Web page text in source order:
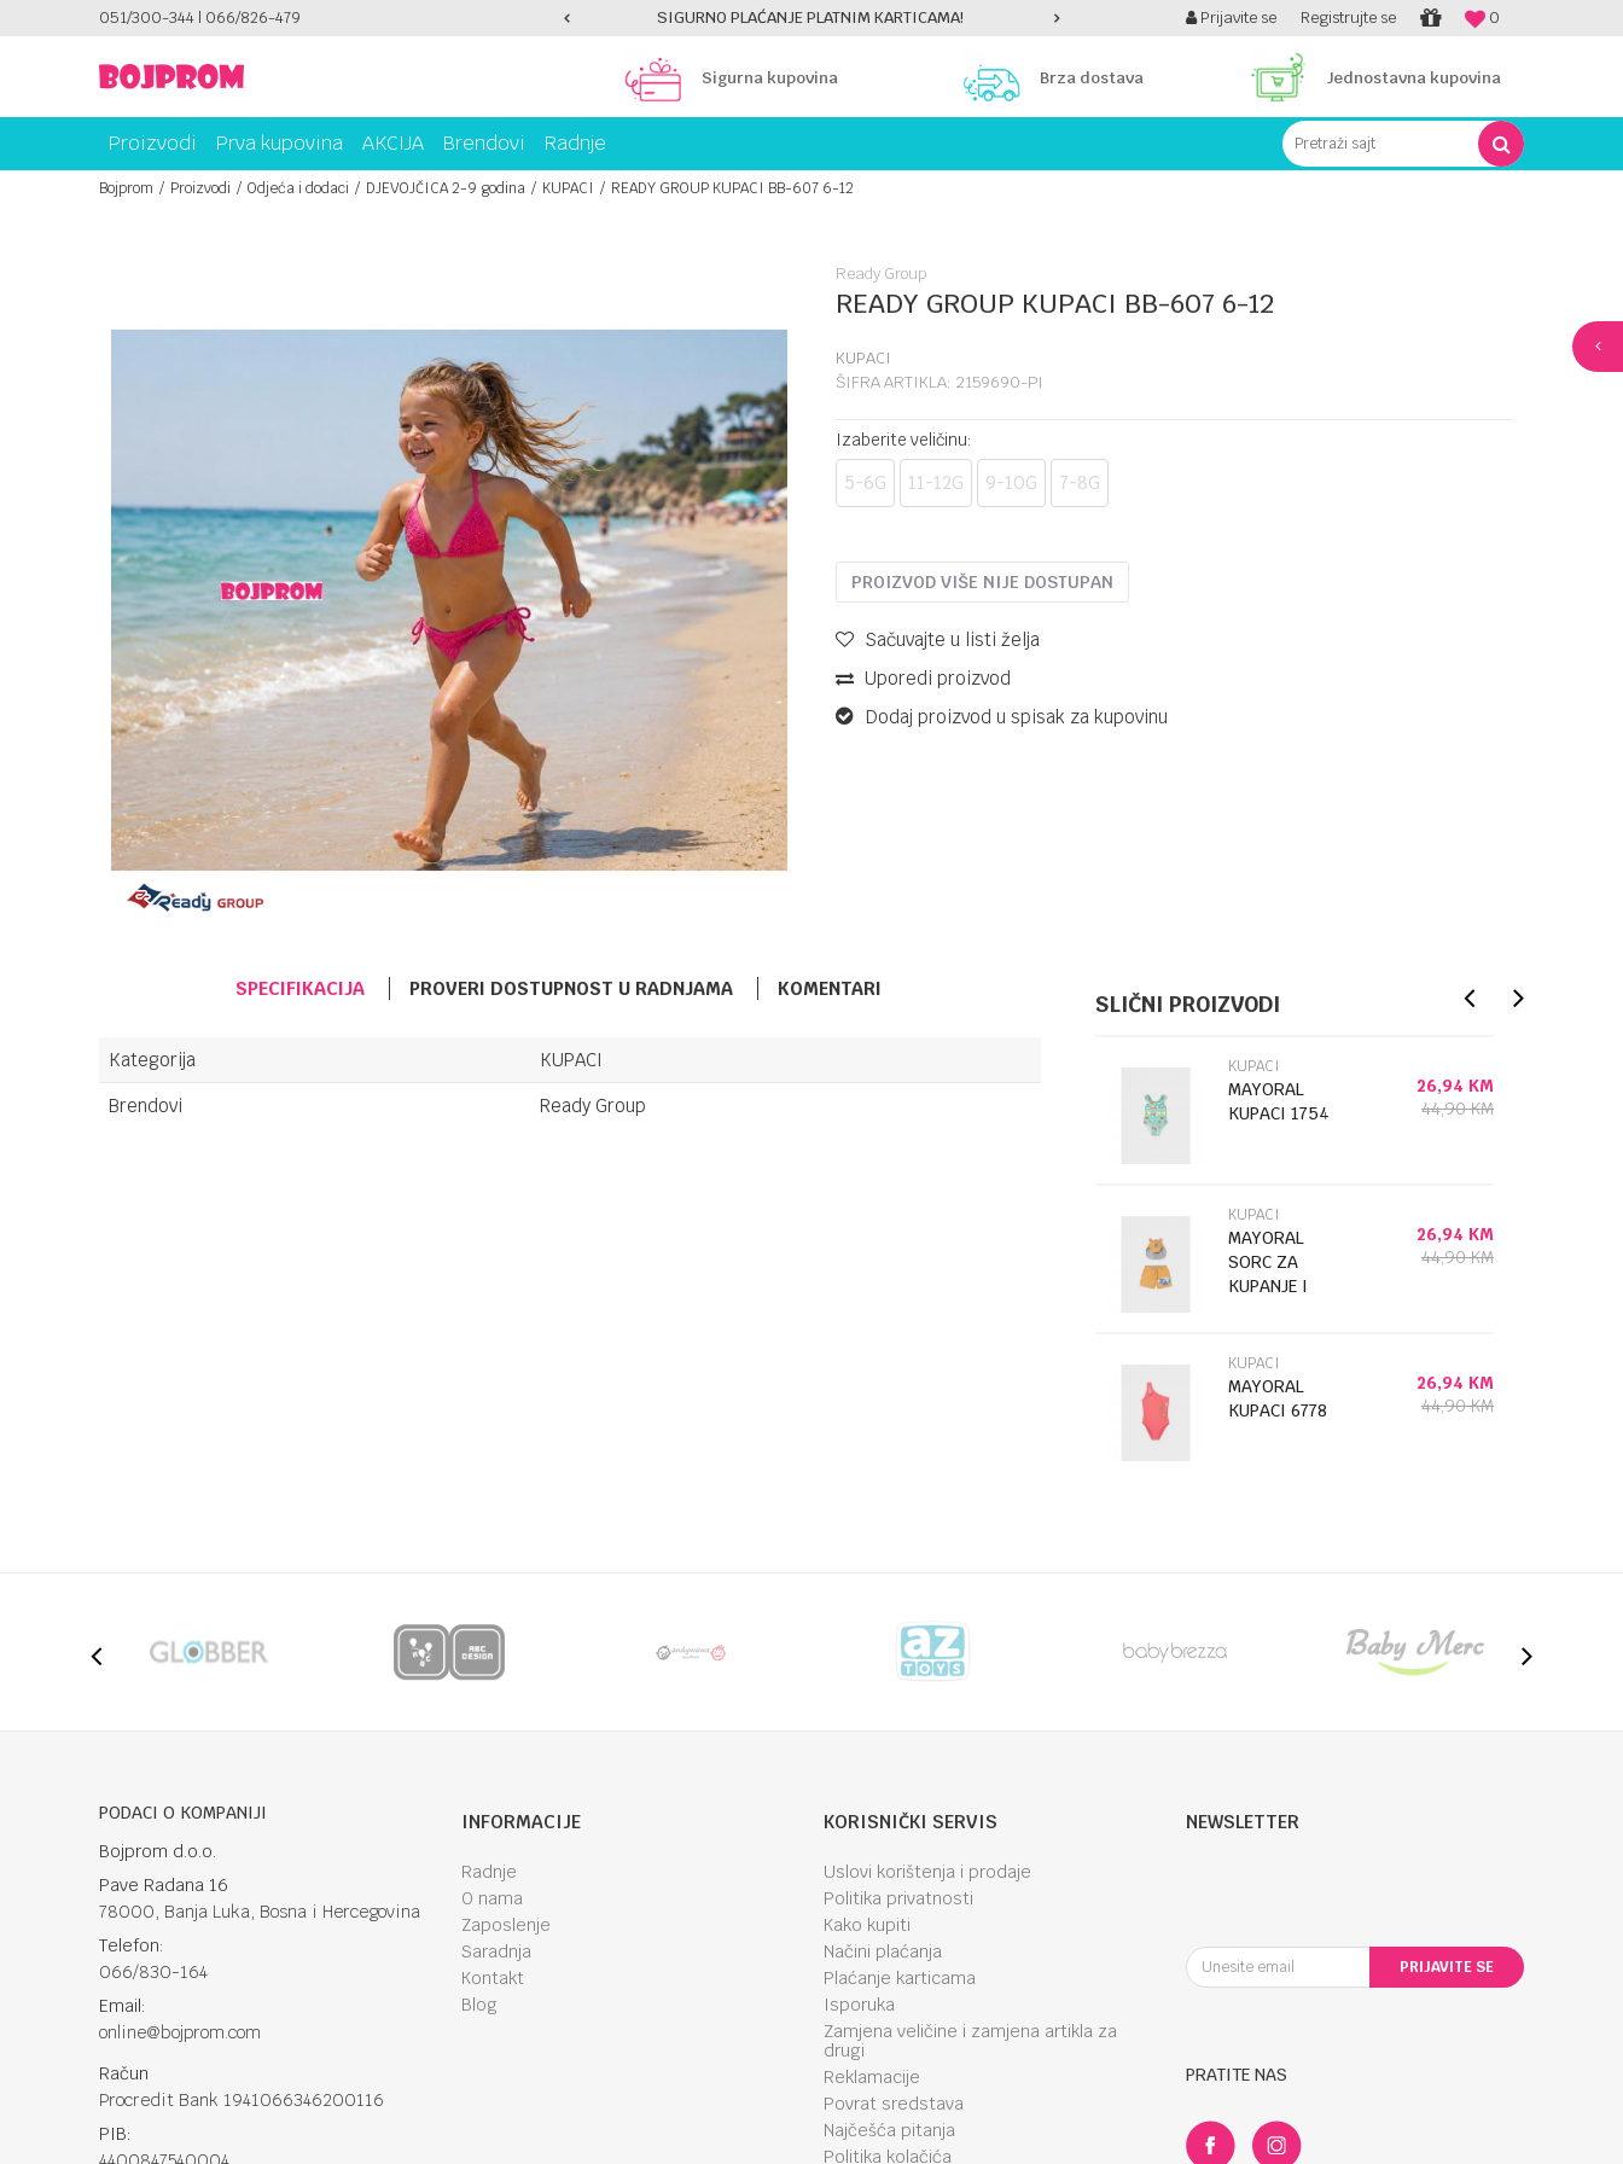
051/300-344 | 066/826-479PLATI UNICREDIT KARTICOM NA RATE! SIGURNO PLAĆANJE PLATNIM KARTICAMA! PLATI UNICREDIT KARTICOM NA RATE! 0
Prijavite se Registrujte se
Sigurna kupovina Brza dostava Jednostavna kupovina
Proizvodi Prva kupovina AKCIJA Brendovi Radnje Pretraži sajt
Bojprom Proizvodi Odjeća i dodaci DJEVOJČICA 2-9 godina KUPACI READY GROUP KUPACI BB-607 6-12
Ready Group
READY GROUP KUPACI BB-607 6-12
KUPACI
ŠIFRA ARTIKLA: 2159690-PI
Izaberite veličinu:
5-6G 11-12G 9-10G 7-8G
PROIZVOD VIŠE NIJE DOSTUPAN
Sačuvajte u listi želja
Uporedi proizvod
Dodaj proizvod u spisak za kupovinu
SPECIFIKACIJA PROVERI DOSTUPNOST U RADNJAMA KOMENTARI
Kategorija
KUPACI
Brendovi
Ready Group
SLIČNI PROIZVODI
READY
12,36
KUPACI
MAYORAL
KUPACI 1754
26,94 KM
44,90KM
KUPACI
MAYORAL
SORC ZA
KUPANJE I
26,94 KM
44,90KM
KUPACI
MAYORAL
KUPACI 6778
26,94 KM
44,90KM
PODACI O KOMPANIJI
Bojprom d.o.o.
Pave Radana 16
78000, Banja Luka, Bosna i Hercegovina
Telefon:
066/830-164
Email:
online@bojprom.com
Račun
Procredit Bank 1941066346200116
PIB:
INFORMACIJE
Radnje
O nama
Zaposlenje
Saradnja
Kontakt
Blog
KORISNIČKI SERVIS
Uslovi korištenja i prodaje
Politika privatnosti
Kako kupiti
Načini plaćanja
Plaćanje karticama
Isporuka
Zamjena veličine i zamjena artikla za
drugi
Reklamacije
Povrat sredstava
Najčešća pitanja
Politika kolačića
NEWSLETTER
PRIJAVITE SE
PRATITE NAS